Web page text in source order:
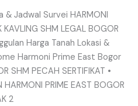
& Jadwal Survei HARMONI
KAVLING SHM LEGAL BOGOR
Harga Tanah Lokasi &
Harmoni Prime East Bogor
SHM PECAH SERTIFIKAT •
PRIME EAST BOGOR
2